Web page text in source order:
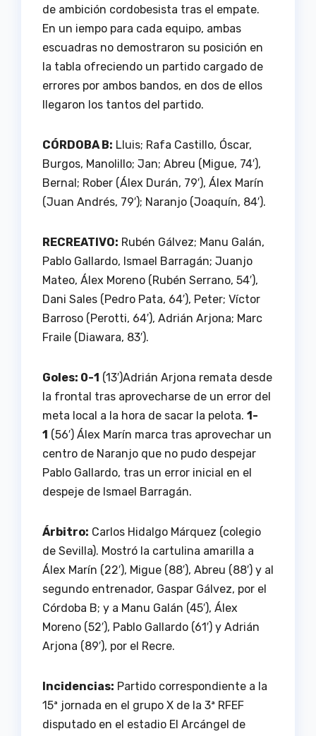
de ambición cordobesista tras el empate.
En un iempo para cada equipo, ambas
escuadras no demostraron su posición en
la tabla ofreciendo un partido cargado de
errores por ambos bandos, en dos de ellos
llegaron los tantos del partido.
CÓRDOBA B: Lluis; Rafa Castillo, Óscar,
Burgos, Manolillo; Jan; Abreu (Migue, 74′),
Bernal; Rober (Álex Durán, 79′), Álex Marín
(Juan Andrés, 79′); Naranjo (Joaquín, 84′).
RECREATIVO: Rubén Gálvez; Manu Galán,
Pablo Gallardo, Ismael Barragán; Juanjo
Mateo, Álex Moreno (Rubén Serrano, 54′),
Dani Sales (Pedro Pata, 64′), Peter; Víctor
Barroso (Perotti, 64′), Adrián Arjona; Marc
Fraile (Diawara, 83′).
Goles: 0-1 (13′)Adrián Arjona remata desde
la frontal tras aprovecharse de un error del
meta local a la hora de sacar la pelota. 1-
1 (56′) Álex Marín marca tras aprovechar un
centro de Naranjo que no pudo despejar
Pablo Gallardo, tras un error inicial en el
despeje de Ismael Barragán.
Árbitro: Carlos Hidalgo Márquez (colegio
de Sevilla). Mostró la cartulina amarilla a
Álex Marín (22′), Migue (88′), Abreu (88′) y al
segundo entrenador, Gaspar Gálvez, por el
Córdoba B; y a Manu Galán (45′), Álex
Moreno (52′), Pablo Gallardo (61′) y Adrián
Arjona (89′), por el Recre.
Incidencias: Partido correspondiente a la
15ª jornada en el grupo X de la 3ª RFEF
disputado en el estadio El Arcángel de